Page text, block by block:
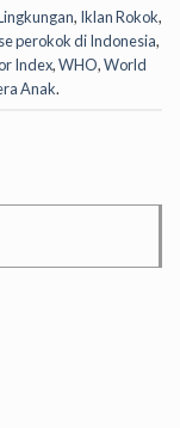
, Iklan Rokok,
perokok di Indonesia,
Index,WHO,World
Anak.